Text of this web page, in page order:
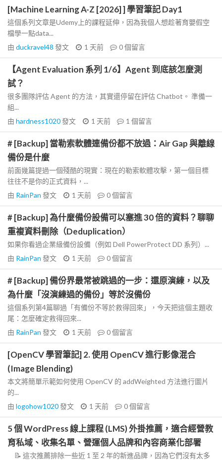
[Machine Learning A-Z [2026] ] 學習筆記 Day1
這個系列文章是Udemy上的課程延伸，因為我個人想趁著育嬰假空
檔學一點data...
由 duckravel48 發文 1 天前 0個留言
【Agent Evaluation 系列 1/6】Agent 到底該怎麼測
試？
很多團隊評估 Agent 的方法，其實還停留在評估 Chatbot。 準備一
組...
由 hardness1020發文 1 天前 1 個留言
# [Backup] 當勒索軟體連備份都不放過：Air Gap 與離線
備份是什麼
前面幾篇提過一個殘酷的現實：現在的勒索軟體攻擊，第一個目標
往往不是你的正式資料，...
由 RainPan 發文 1 天前 0個留言
# [Backup] 為什麼備份設備可以塞進 30 倍的資料？聊聊
重複資料刪除（Deduplication）
如果你看過企業級備份設備（例如 Dell PowerProtect DD 系列）...
由 RainPan 發文 1 天前 0個留言
# [Backup] 備份界最常被跳過的一步：還原演練，以及
為什麼「沒演練過的備份」等於沒備份
這個系列第4篇聊過「有備份不等於救得回來」，今天把這個主題收
尾：怎麼確定救得回來...
由 RainPan 發文 1 天前 0個留言
[OpenCV 學習筆記] 2. 使用 OpenCV 進行影像混合
(Image Blending)
本文將簡單示範如何使用 OpenCV 的 addWeighted 方法進行圖片
的...
由 logohow1020發文 1 天前 0個留言
5 個 WordPress 線上課程 (LMS) 外掛推薦，適合經營教
育私域、收集名單、營運個人品牌和內容商業化部署
📝 這次推薦排除一些近 1 至 2 年的新進品牌，因為它們沒有太多